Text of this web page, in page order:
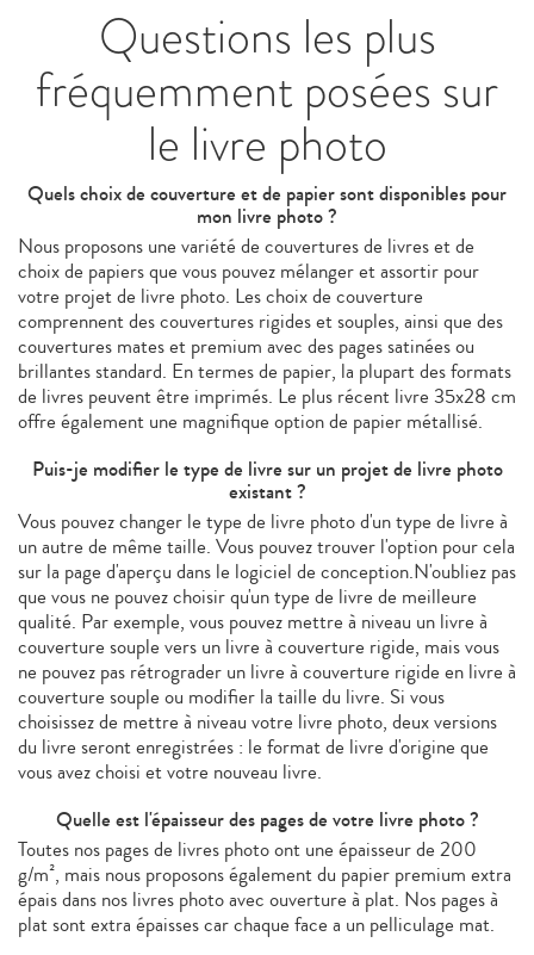
Questions les plus
fréquemment posées sur
le livre photo
Quels choix de couverture et de papier sont disponibles pour
mon livre photo ?
Nous proposons une variété de couvertures de livres et de
choix de papiers que vous pouvez mélanger et assortir pour
votre projet de livre photo. Les choix de couverture
comprennent des couvertures rigides et souples, ainsi que des
couvertures mates et premium avec des pages satinées ou
brillantes standard. En termes de papier, la plupart des formats
de livres peuvent être imprimés. Le plus récent livre 35x28 cm
offre également une magnifique option de papier métallisé.
Puis-je modifier le type de livre sur un projet de livre photo
existant ?
Vous pouvez changer le type de livre photo d'un type de livre à
un autre de même taille. Vous pouvez trouver l'option pour cela
sur la page d'aperçu dans le logiciel de conception.N'oubliez pas
que vous ne pouvez choisir qu'un type de livre de meilleure
qualité. Par exemple, vous pouvez mettre à niveau un livre à
couverture souple vers un livre à couverture rigide, mais vous
ne pouvez pas rétrograder un livre à couverture rigide en livre à
couverture souple ou modifier la taille du livre. Si vous
choisissez de mettre à niveau votre livre photo, deux versions
du livre seront enregistrées : le format de livre d'origine que
vous avez choisi et votre nouveau livre.
Quelle est l'épaisseur des pages de votre livre photo ?
Toutes nos pages de livres photo ont une épaisseur de 200
g/m², mais nous proposons également du papier premium extra
épais dans nos livres photo avec ouverture à plat. Nos pages à
plat sont extra épaisses car chaque face a un pelliculage mat.